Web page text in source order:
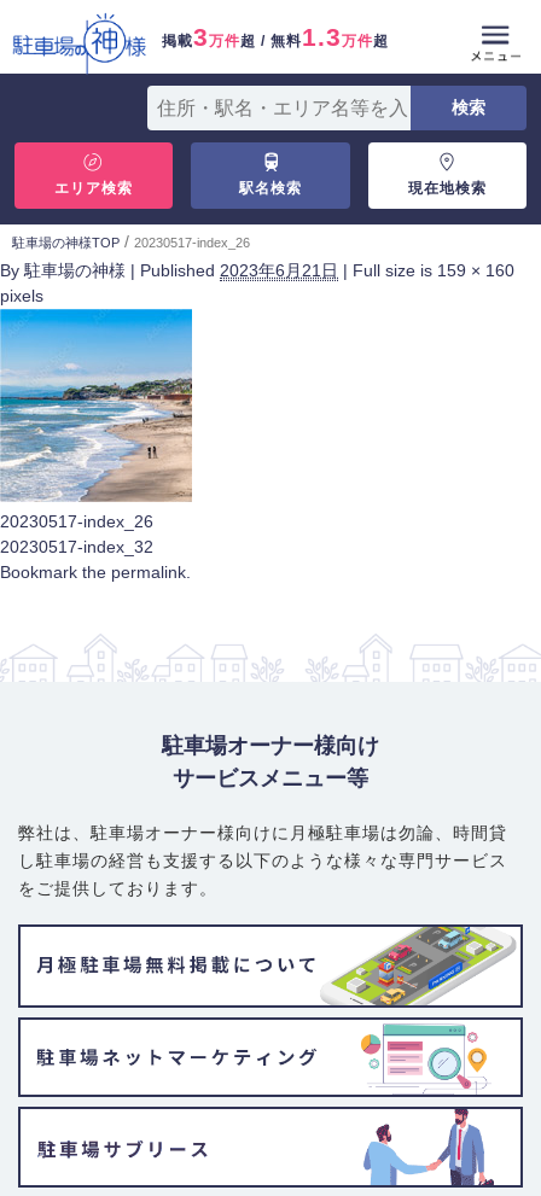
掲載3万件超 / 無料1.3万件超
エリア検索 駅名検索 現在地検索
駐車場の神様TOP / 20230517-index_26
By 駐車場の神様 | Published 2023年6月21日 | Full size is 159 × 160
pixels
20230517-index_26
20230517-index_32
Bookmark the permalink
駐車場オーナー様向け
サービスメニュー等
弊社は、駐車場オーナー様向けに月極駐車場は勿論、 時間貸
し駐車場の経営も支援する以下のような様々な専門サービス
をご提供しております。